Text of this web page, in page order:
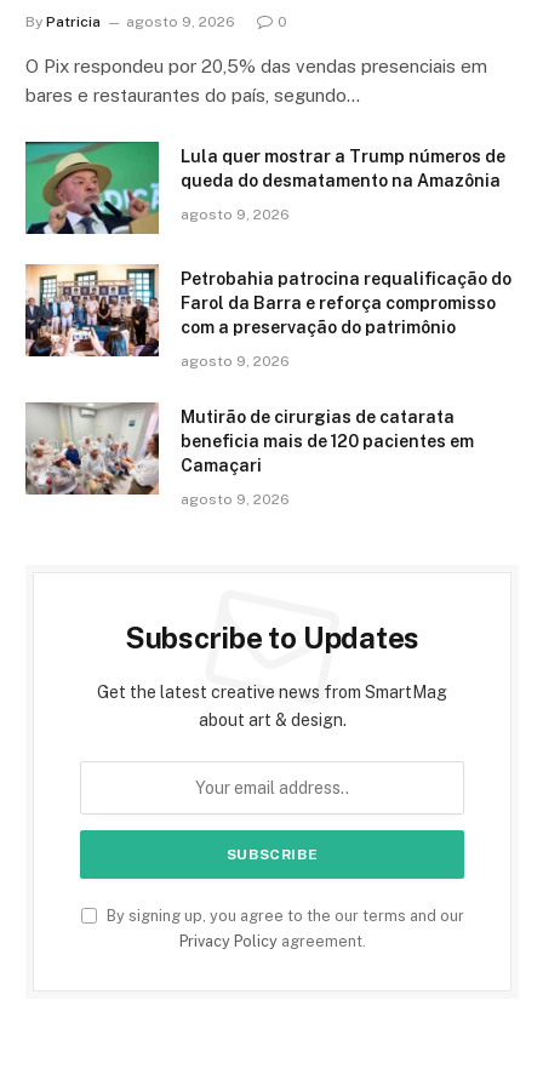
By Patricia agosto 9, 2026 0
O Pix respondeu por 20,5% das vendas presenciais em
bares e restaurantes do país, segundo…
Lula quer mostrar a Trump números de
queda do desmatamento na Amazônia
agosto 9, 2026
Petrobahia patrocina requalificação do
Farol da Barra e reforça compromisso
com a preservação do patrimônio
agosto 9, 2026
Mutirão de cirurgias de catarata
beneficia mais de 120 pacientes em
Camaçari
agosto 9, 2026
Subscribe to Updates
Get the latest creative news from SmartMag
about art & design.
By signing up, you agree to the our terms and our
Privacy Policyagreement.